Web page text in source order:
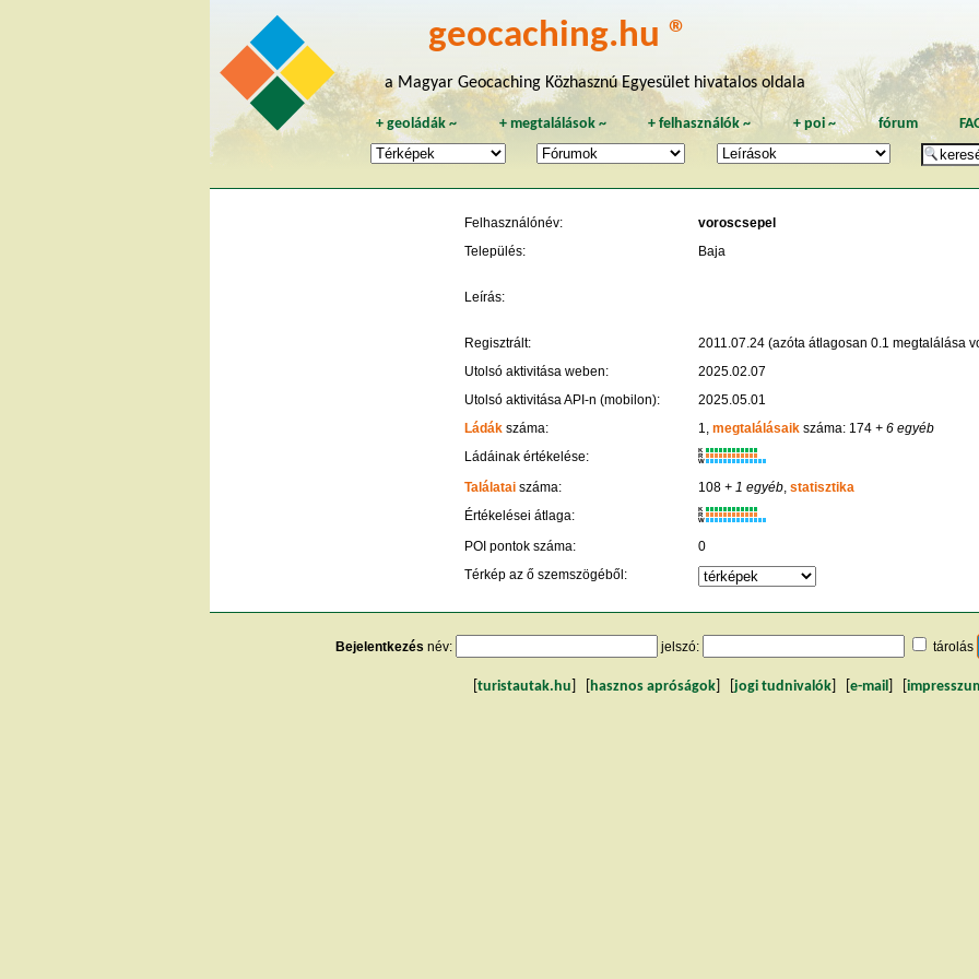
geocaching.hu ®
a Magyar Geocaching Közhasznú Egyesület hivatalos oldala
+geoládák ~ + megtalálások~ +felhasználók~ +poi~ fórum
Felhasználónév:
voroscsepel
Település:
Baja
Leírás:
Regisztrált:
2011.07.24 (azóta átlagosan 0.1 megtalálása
Utolsó aktivitása weben:
2025.02.07
Utolsó aktivitása API-n (mobilon):
2025.05.01
Ládák száma: 1, megtalálásaikszáma: 174+ 6 egyéb
Ládáinak értékelése:
K
R
W
Találatai száma: 108+ 1 egyéb, statisztika
Értékelései átlaga:
K
R
W
POI pontok száma:
0
Térkép az ő szemszögéből:
Bejelentkezés név: jelszó: tárolás
turistautak.hu hasznos apróságok jogi tudnivalók e-mail